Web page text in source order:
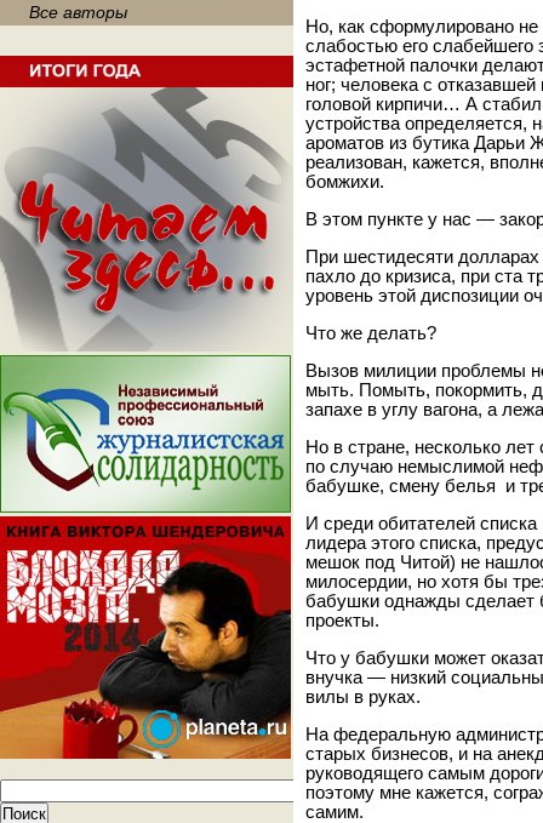
Все авторы
Но, как сформулировано
слабостью его слабейшего
эстафетной палочки
ног; человека с
головой кирпичи… А
устройства определяется,
ароматов из бутика Дарьи
реализован, кажется,
бомжихи.
В этом пункте у нас —
При шестидесяти
пахло до кризиса, при ста
уровень этой диспозиции
Что же делать?
Вызов милиции проблемы
мыть. Помыть, покормить,
запахе в углу вагона, а
Но в стране, несколько
по случаю немыслимой
бабушке, смену белья и
И среди обитателей
лидера этого списка,
мешок под Читой) не
милосердии, но хотя бы
бабушки однажды сделает
проекты.
Что у бабушки может
внучка — низкий
вилы в руках.
На федеральную
старых бизнесов, и на
руководящего самым
поэтому мне кажется,
самим.